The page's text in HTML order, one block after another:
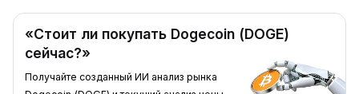
«Стоит ли покупать Dogecoin (DOGE)
сейчас?»
Получайте созданный ИИ анализ рынка